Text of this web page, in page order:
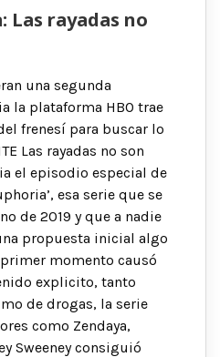
Las rayadas no
una segunda
la plataforma HBO trae
frenesí para buscar lo
Las rayadas no son
el episodio especial de
esa serie que se
de 2019 y que a nadie
propuesta inicial algo
momento causó
explicito, tanto
de drogas, la serie
como Zendaya,
Sweeney consiguió